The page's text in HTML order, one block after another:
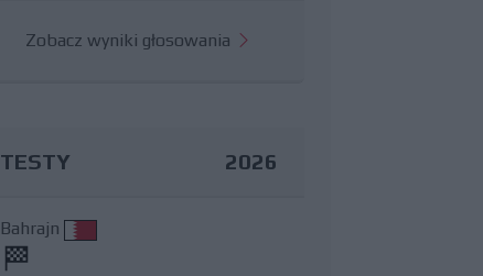
Zobacz wyniki głosowania
TESTY 2026
Bahrajn